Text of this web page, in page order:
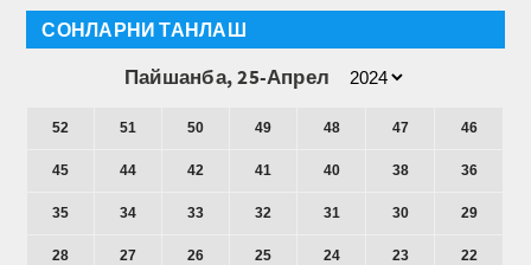
СОНЛАРНИ ТАНЛАШ
Пайшанба, 25-Апрел
52 51 50 49 48 47 46
45 44 42 41 40 38 36
35 34 33 32 31 30 29
28 27 26 25 24 23 22